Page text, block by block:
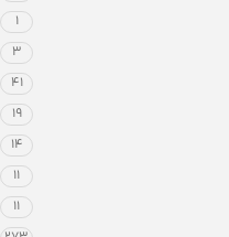
1
3
41
19
14
11
11